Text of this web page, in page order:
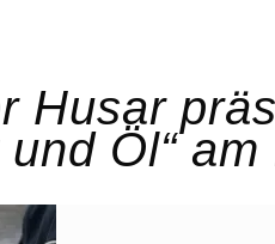
Husar
Öl“